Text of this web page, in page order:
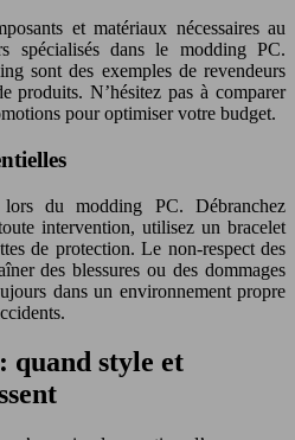
et matériaux nécessaires au
spécialisés dans le modding PC.
sont des exemples de revendeurs
produits. N’hésitez pas à comparer
pour optimiser votre budget.
du modding PC. Débranchez
intervention, utilisez un bracelet
de protection. Le non-respect des
des blessures ou des dommages
dans un environnement propre
quand style et